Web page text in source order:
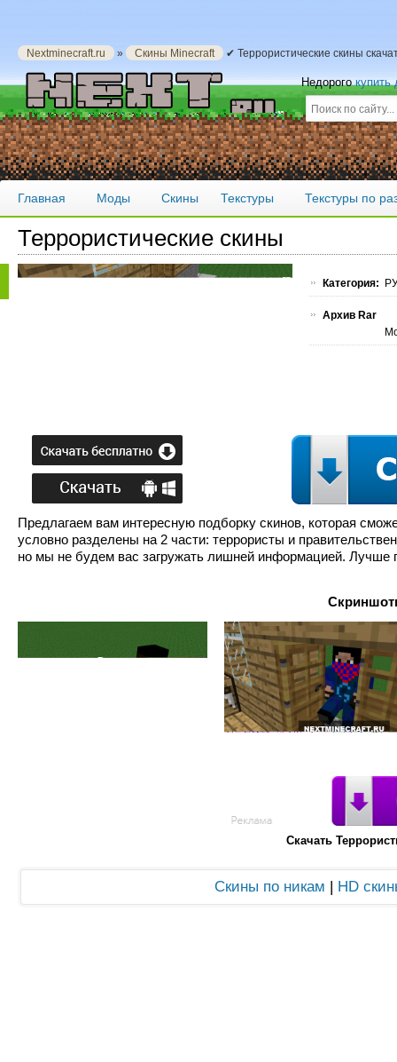
Nextminecraft.ru » Скины Minecraft ✔ Террористические скины
Недорогокупить
Главная Моды Скины Текстуры Текстуры по
Террористические скины
Категория:
Архив Rar
Предлагаем вам интересную подборку скинов, которая
условно разделены на 2 части: террористы и
но мы не будем вас загружать лишней информацией. Лучше
Скачать
Скины по никам | HD